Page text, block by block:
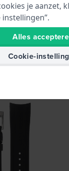
Nee
je aanzet,
instellingen”.
Alles
Cookie-